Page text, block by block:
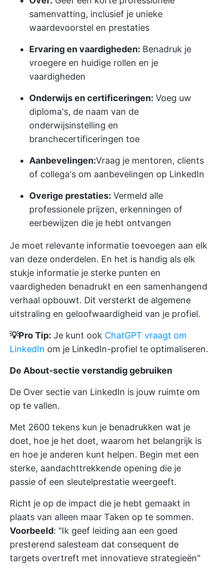
samenvatting, inclusief je unieke
waardevoorstel en prestaties
Ervaring en vaardigheden: Benadruk je
vroegere en huidige rollen en je
vaardigheden
Onderwijs en certificeringen: Voeg uw
diploma's, de naam van de
onderwijsinstelling en
branchecertificeringen toe
Aanbevelingen:Vraag je mentoren, clients
of collega's om aanbevelingen op LinkedIn
Overige prestaties: Vermeld alle
professionele prijzen, erkenningen of
eerbewijzen die je hebt ontvangen
Je moet relevante informatie toevoegen aan elk
van deze onderdelen. En het is handig als elk
stukje informatie je sterke punten en
vaardigheden benadrukt en een samenhangend
verhaal opbouwt. Dit versterkt de algemene
uitstraling en geloofwaardigheid van je profiel.
💡Pro Tip: Je kunt ook ChatGPT vraagt om
LinkedIn om je LinkedIn-profiel te optimaliseren.
De About-sectie verstandig gebruiken
De Over sectie van LinkedIn is jouw ruimte om
op te vallen.
Met 2600 tekens kun je benadrukken wat je
doet, hoe je het doet, waarom het belangrijk is
en hoe je anderen kunt helpen. Begin met een
sterke, aandachttrekkende opening die je
passie of een sleutelprestatie weergeeft.
Richt je op de impact die je hebt gemaakt in
plaats van alleen maar Taken op te sommen.
Voorbeeld: "Ik geef leiding aan een goed
presterend salesteam dat consequent de
targets overtreft met innovatieve strategieën"